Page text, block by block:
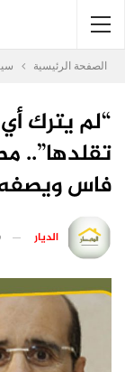
الصفحة الرئيسية
“لم يترك
تقلدها”..
فاس ويصفه
الديار